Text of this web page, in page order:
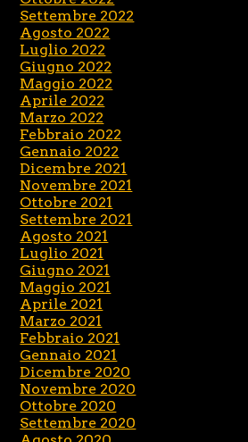
Settembre 2022
Agosto 2022
Luglio 2022
Giugno 2022
Maggio 2022
Aprile 2022
Marzo 2022
Febbraio 2022
Gennaio 2022
Dicembre 2021
Novembre 2021
Ottobre 2021
Settembre 2021
Agosto 2021
Luglio 2021
Giugno 2021
Maggio 2021
Aprile 2021
Marzo 2021
Febbraio 2021
Gennaio 2021
Dicembre 2020
Novembre 2020
Ottobre 2020
Settembre 2020